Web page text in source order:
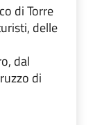
di Torre
delle
dal
di